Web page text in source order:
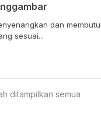
dan
sesuai...
ditampilkan semua